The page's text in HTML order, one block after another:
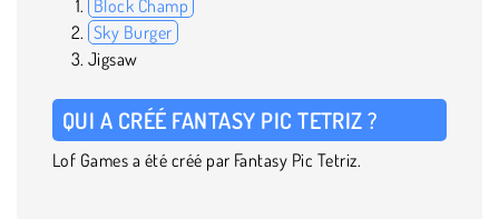
Block Champ
Sky Burger
Jigsaw
QUI A CRÉÉ FANTASY PIC TETRIZ ?
Lof Games a été créé par Fantasy Pic Tetriz.